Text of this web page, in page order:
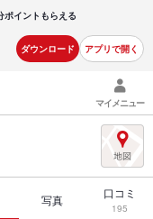
ポイントもらえる
ダウンロード アプリで開く
マイメニュー
写真 口コミ
195